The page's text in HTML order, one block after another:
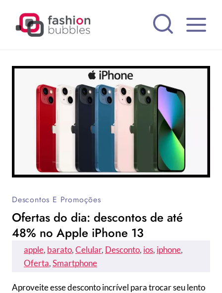
Descontos E Promoções
Ofertas do dia: descontos de até
48% no Apple iPhone 13
apple, barato, Celular, Desconto, ios, iphone
Oferta, Smartphone
Aproveite esse desconto incrível para trocar seu lento